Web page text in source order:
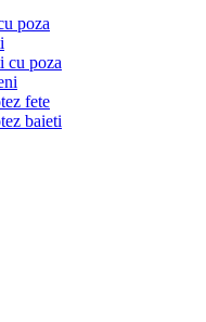
poza
cu poza
fete
baieti